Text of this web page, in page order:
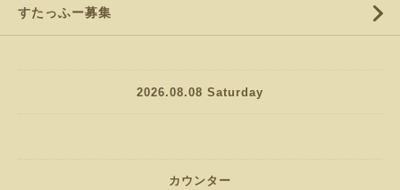
すたっふー募集
2026.08.08 Saturday
カウンター